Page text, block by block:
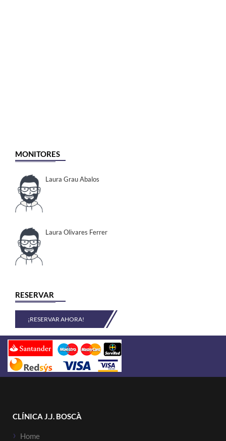
MONITORES
Laura Grau Abalos
Laura Olivares Ferrer
RESERVAR
¡RESERVAR AHORA!
CLÍNICA J.J. BOSCÀ
Home